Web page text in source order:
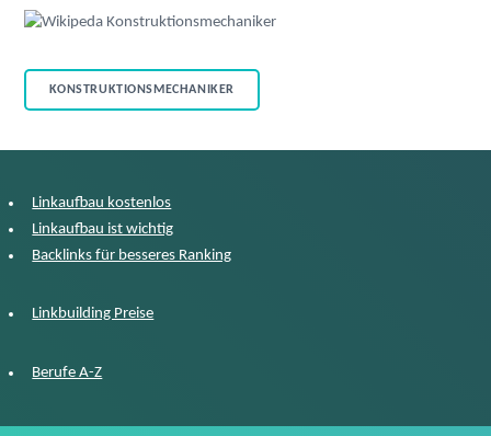
KONSTRUKTIONSMECHANIKER
Linkaufbau kostenlos
Linkaufbau ist wichtig
Backlinks für besseres Ranking
Linkbuilding Preise
Berufe A-Z